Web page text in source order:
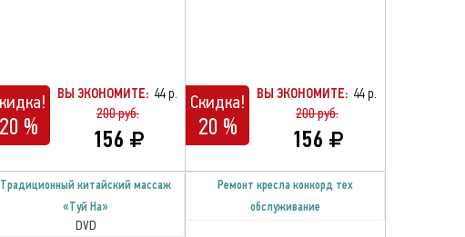
20 %
ВЫ ЭКОНОМИТЕ: 44 р.
200 руб.
156
Скидка!
20 %
ВЫ ЭКОНОМИТЕ: 44 р.
200 руб.
156
Традиционный китайский массаж
«Туй На»
DVD
Ремонт кресла конкорд тех
обслуживание